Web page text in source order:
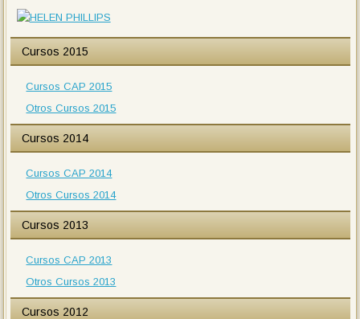
Cursos 2015
Cursos CAP 2015
Otros Cursos 2015
Cursos 2014
Cursos CAP 2014
Otros Cursos 2014
Cursos 2013
Cursos CAP 2013
Otros Cursos 2013
Cursos 2012